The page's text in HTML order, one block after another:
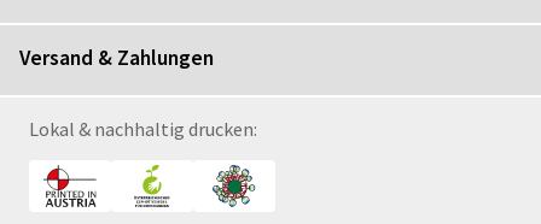
Versand & Zahlungen
Lokal & nachhaltig drucken: